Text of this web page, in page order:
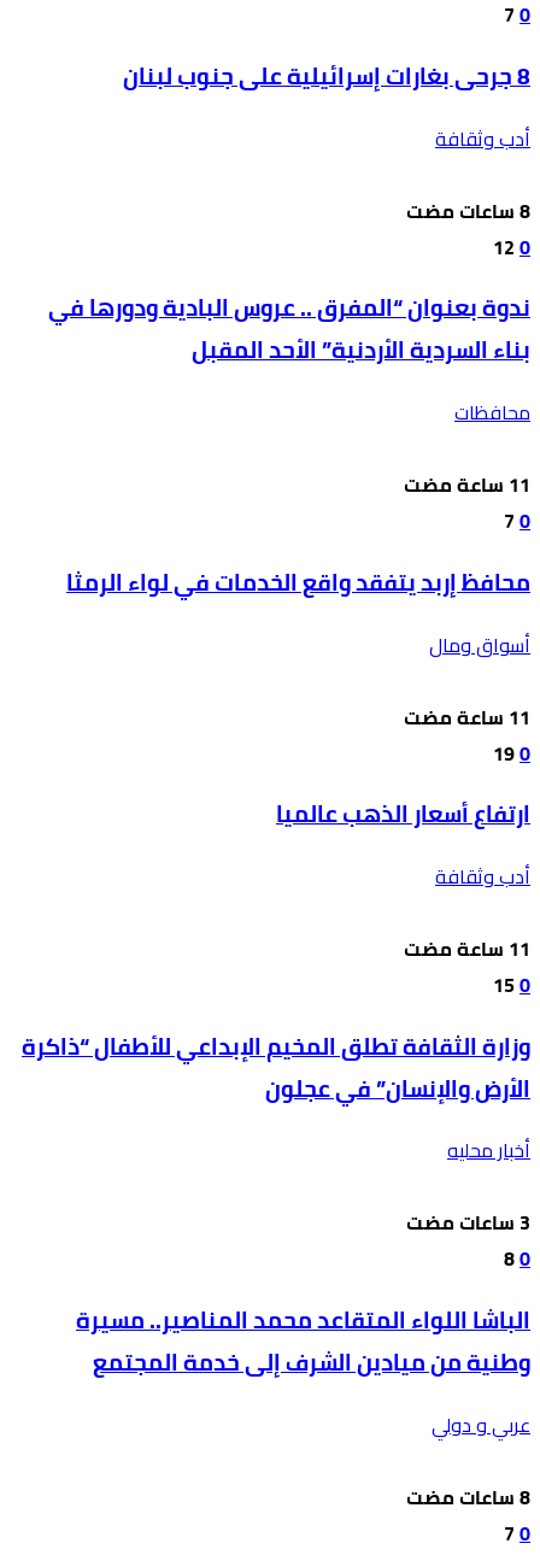
0
7
8 جرحى بغارات إسرائيلية على جنوب لبنان
أدب وثقافة
0
12
ندوة بعنوان “المفرق .. عروس البادية ودورها في
بناء السردية الأردنية” الأحد المقبل
محافظات
0
7
محافظ إربد يتفقد واقع الخدمات في لواء الرمثا
أسواق ومال
0
19
ارتفاع أسعار الذهب عالميا
أدب وثقافة
0
15
وزارة الثقافة تطلق المخيم الإبداعي للأطفال “ذاكرة
الأرض والإنسان” في عجلون
أخبار محليه
0
8
الباشا اللواء المتقاعد محمد المناصير.. مسيرة
وطنية من ميادين الشرف إلى خدمة المجتمع
عربي و دولي
0
7